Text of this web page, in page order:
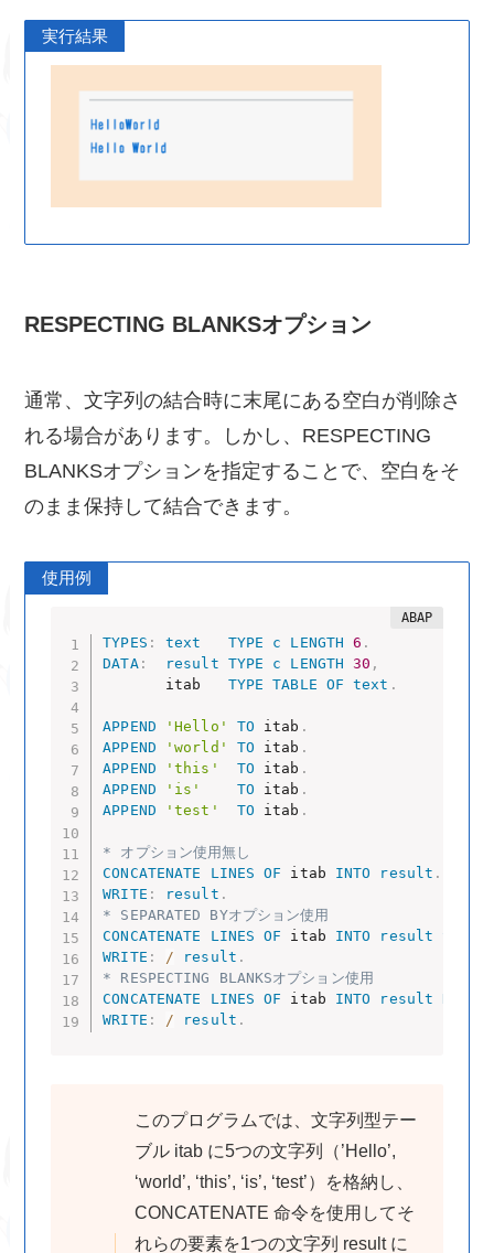
実行結果
RESPECTING BLANKSオプション
通常、文字列の結合時に末尾にある空白が削除さ
れる場合があります。しかし、RESPECTING
BLANKSオプションを指定することで、空白をそ
のまま保持して結合できます。
使用例
TYPES : text TYPE c LENGTH 6 .
DATA: result TYPE c LENGTH 30 ,
       itab
TYPE TABLE OF text .
APPEND 'Hello' TO itab .
APPEND
'world' TO itab .
APPEND
'this' TO itab .
APPEND
'is' TO itab .
APPEND
'test' TO itab .
* オプション使用無し
CONCATENATE
LINES OF itab INTO result .
WRITE : result .
* SEPARATED BYオプション使用
CONCATENATE
LINES OF itab INTO result
WRITE : / result .
* RESPECTING BLANKSオプション使用
CONCATENATE
LINES OF itab INTO result
WRITE : / result .
このプログラムでは、文字列型テー
ブル itab に5つの文字列（’Hello’,
‘world’, ‘this’, ‘is’, ‘test’）を格納し、
CONCATENATE 命令を使用してそ
れらの要素を1つの文字列 result に